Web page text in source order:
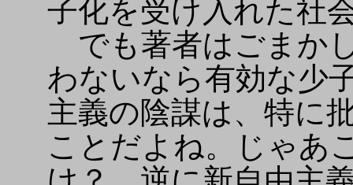
子化を受け入れた社
でも著者はごまか
わないなら有効な少
主義の陰謀は、特に
ことだよね。じゃあ